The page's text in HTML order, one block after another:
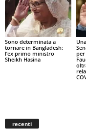
Sono determinata a
tornare in Bangladesh:
l’ex primo ministro
Sheikh Hasina
recenti